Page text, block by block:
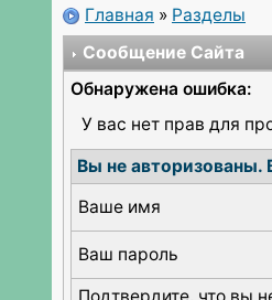
Главная » Разделы
Сообщение Сайта
Обнаружена ошибка:
У вас нет прав для
Вы не авторизованы.
Ваше имя
Ваш пароль